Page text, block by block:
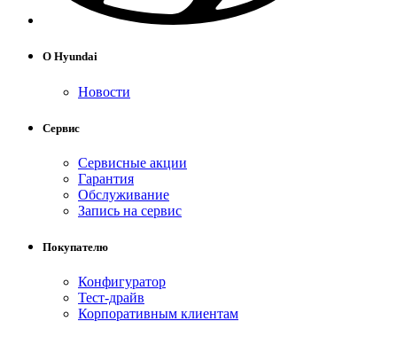
О Hyundai
Новости
Сервис
Сервисные акции
Гарантия
Обслуживание
Запись на сервис
Покупателю
Конфигуратор
Тест-драйв
Корпоративным клиентам